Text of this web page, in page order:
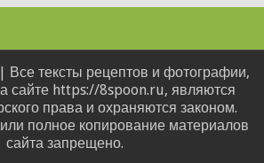
тексты рецептов и фотографии,
сайте https://8spoon.ru, являются
права и охраняются законом.
полное копирование материалов
сайта запрещено.